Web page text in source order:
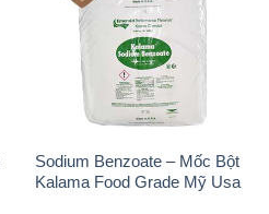
Sodium Benzoate – Mốc Bột
Kalama Food Grade Mỹ Usa